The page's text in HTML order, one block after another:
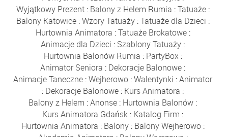
Wyjątkowy Prezent: Balony z Helem Rumia :Tatuaże:
Balony Katowice:Wzory Tatuaży:Tatuaże dla Dzieci :
Hurtownia Animatora :Tatuaże Brokatowe:
Animacje dla Dzieci : Szablony Tatuaży :
Hurtownia Balonów Rumia : PartyBox:
Animator Seniora : Dekoracje Balonowe :
Animacje Taneczne :Wejherowo :Walentynki :Animator
: Dekoracje Balonowe : Kurs Animatora :
Balony z Helem :Anonse : Hurtownia Balonów :
Kurs Animatora Gdańsk : Katalog Firm :
Hurtownia Animatora : Balony: Balony Wejherowo: